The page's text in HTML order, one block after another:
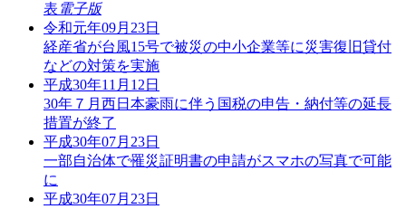
表 電子版
令和元年09月23日
経産省が台風15号で被災の中小企業等に災害復旧貸付
などの対策を実施
平成30年11月12日
30年７月西日本豪雨に伴う国税の申告・納付等の延長
措置が終了
平成30年07月23日
一部自治体で罹災証明書の申請がスマホの写真で可能
に
平成30年07月23日